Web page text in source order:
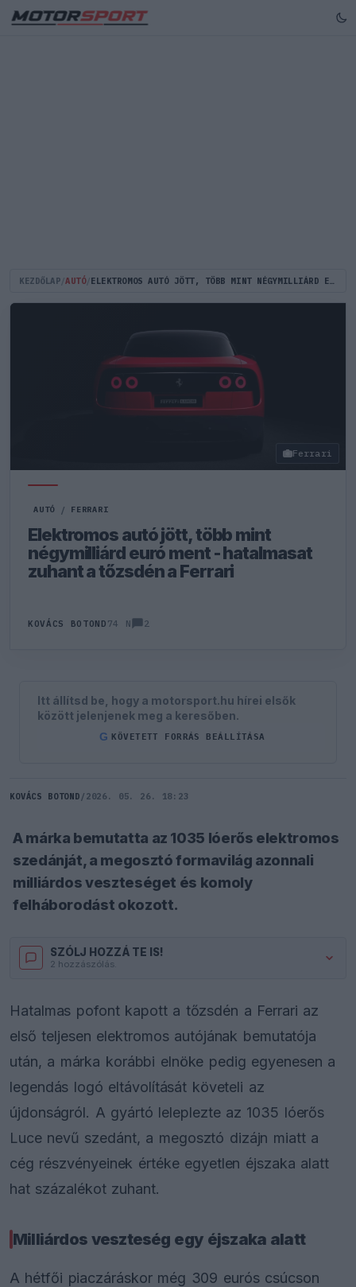
KEZDŐLAP /AUTÓ/ ELEKTROMOS AUTÓ JÖTT, TÖBB MINT NÉGYMILLIÁRD EURÓ MENT - HATALMASAT ZUHANT A TŐZSDÉN A FERRARI
Ferrari
AUTÓ / FERRARI
Elektromos autó jött, több mint
négymilliárd euró ment - hatalmasat
zuhant a tőzsdén a Ferrari
KOVÁCS BOTOND 74 N 2
Itt állítsd be, hogy a motorsport.hu hírei elsők
között jelenjenek meg a keresőben.
G KÖVETETT FORRÁS BEÁLLÍTÁSA
KOVÁCS BOTOND / 2026. 05. 26. 18:23
A márka bemutatta az 1035 lóerős elektromos
szedánját, a megosztó formavilág azonnali
milliárdos veszteséget és komoly
felháborodást okozott.
SZÓLJ HOZZÁ TE IS!
2 hozzászólás.
Hatalmas pofont kapott a tőzsdén a Ferrari az
első teljesen elektromos autójának bemutatója
után, a márka korábbi elnöke pedig egyenesen a
legendás logó eltávolítását követeli az
újdonságról. A gyártó leleplezte az 1035 lóerős
Luce nevű szedánt, a megosztó dizájn miatt a
cég részvényeinek értéke egyetlen éjszaka alatt
hat százalékot zuhant.
Milliárdos veszteség egy éjszaka alatt
A hétfői piaczáráskor még 309 eurós csúcson